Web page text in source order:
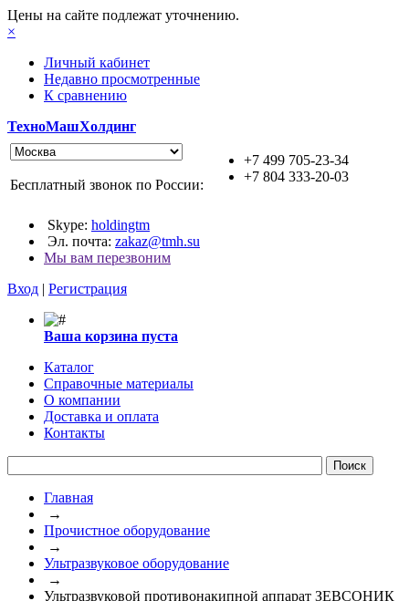
Цены на сайте подлежат уточнению.
×
Личный кабинет
Недавно просмотренные
К сравнению
ТехноМашХолдинг
+7 499 705-23-34
+7 804 333-20-03
Бесплатный звонок по России:
Skype: holdingtm
Эл. почта: zakaz@tmh.su
Мы вам перезвоним
Вход | Регистрация
Ваша корзина пуста
Каталог
Справочные материалы
О компании
Доставка и оплата
Контакты
Главная
→
Прочистное оборудование
→
Ультразвуковое оборудование
→
Ультразвуковой противонакипной аппарат ЗЕВСОНИК